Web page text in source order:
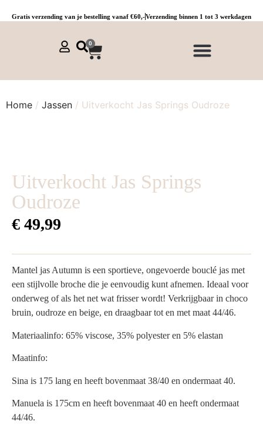
Gratis verzending van je bestelling vanaf €60,-Verzending binnen 1 tot 3 werkdagen
0
Home / Jassen / Uitverkocht Jas Springs Oudroze
Uitverkocht Jas Springs
Oudroze
€ 49,99
Mantel jas Autumn is een sportieve, ongevoerde bouclé jas met
een stijlvolle broche die je eenvoudig kunt afnemen. Ideaal voor
onderweg of als het net wat frisser wordt! Verkrijgbaar in choco
bruin, oudroze en beige, en draagbaar tot en met maat 44/46.
Materiaalinfo: 65% viscose, 35% polyester en 5% elastan
Maatinfo:
Sina is 175 lang en heeft bovenmaat 38/40 en ondermaat 40.
Manuela is 175cm en heeft bovenmaat 40 en heeft ondermaat
44/46.